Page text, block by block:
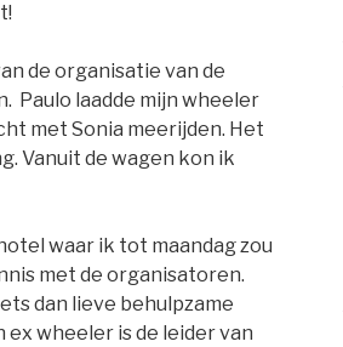
de organisatie van de
Paulo laadde mijn wheeler
met Sonia meerijden. Het
Vanuit de wagen kon ik
waar ik tot maandag zou
met de organisatoren.
dan lieve behulpzame
wheeler is de leider van